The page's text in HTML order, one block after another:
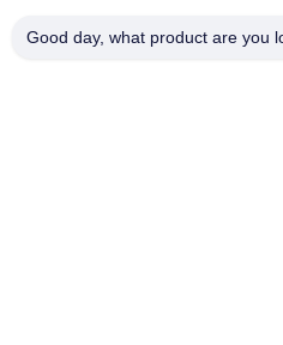
방 502, 빌딩 5, 퀴데 부동산
Good day, what product are you